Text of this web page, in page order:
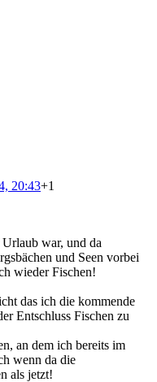
20:43+1
war, und da
und Seen vorbei
wieder Fischen!
das ich die kommende
Entschluss Fischen zu
an dem ich bereits im
wenn da die
als jetzt!